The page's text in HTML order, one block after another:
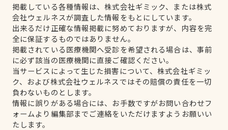
掲載している各種情報は、株式会社ギミック、または株式
会社ウェルネスが調査した情報をもとにしています。
出来るだけ正確な情報掲載に努めておりますが、内容を完
全に保証するものではありません。
掲載されている医療機関へ受診を希望される場合は、事前
に必ず該当の医療機関に直接ご確認ください。
当サービスによって生じた損害について、株式会社ギミッ
ク、および株式会社ウェルネスではその賠償の責任を一切
負わないものとします。
情報に誤りがある場合には、お手数ですがお問い合わせフ
ォームより編集部までご連絡をいただけますようお願いい
たします。